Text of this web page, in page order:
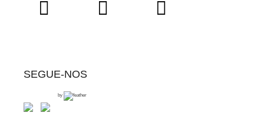
SEGUE-NOS
by